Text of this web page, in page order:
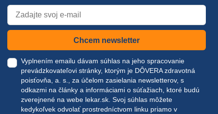
Chcem newsletter
Vyplnením emailu dávam súhlas na jeho spracovanie
prevádzkovateľovi stránky, ktorým je DÔVERA zdravotná
poisťovňa, a. s., za účelom zasielania newsletterov, s
odkazmi na články a informáciami o súťažiach, ktoré budú
zverejnené na webe lekar.sk. Svoj súhlas môžete
kedykoľvek odvolať prostredníctvom linku priamo v